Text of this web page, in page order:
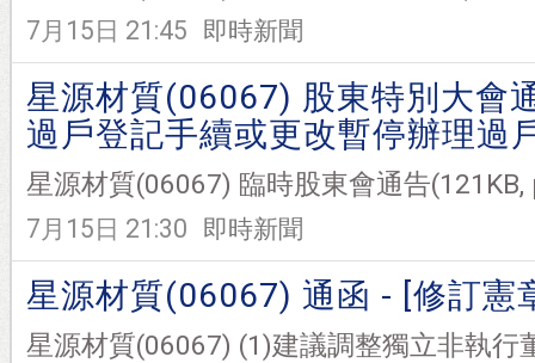
7月15日 21:45 即時新聞
星源材質(06067) 股東特別大會
過戶登記手續或更改暫停辦理過
星源材質(06067) 臨時股東會通告
7月15日 21:30 即時新聞
星源材質(06067) 通函 - [修訂憲
星源材質(06067) (1)建議調整獨立非執行